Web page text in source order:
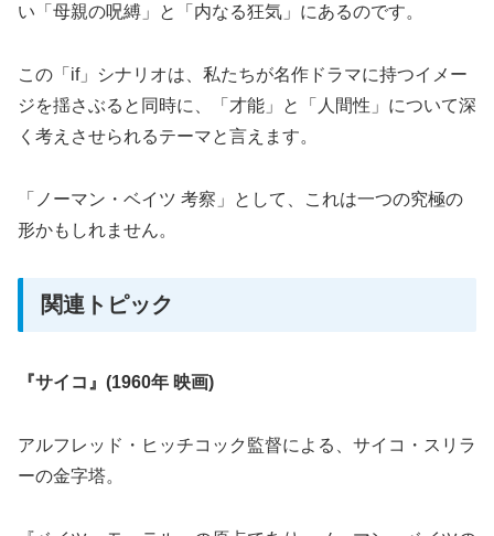
い「母親の呪縛」と「内なる狂気」にあるのです。
この「if」シナリオは、私たちが名作ドラマに持つイメー
ジを揺さぶると同時に、「才能」と「人間性」について深
く考えさせられるテーマと言えます。
「ノーマン・ベイツ 考察」として、これは一つの究極の
形かもしれません。
関連トピック
『サイコ』(1960年 映画)
アルフレッド・ヒッチコック監督による、サイコ・スリラ
ーの金字塔。